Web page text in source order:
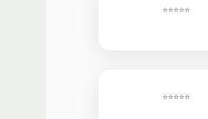
⭐⭐⭐⭐⭐
⭐⭐⭐⭐⭐